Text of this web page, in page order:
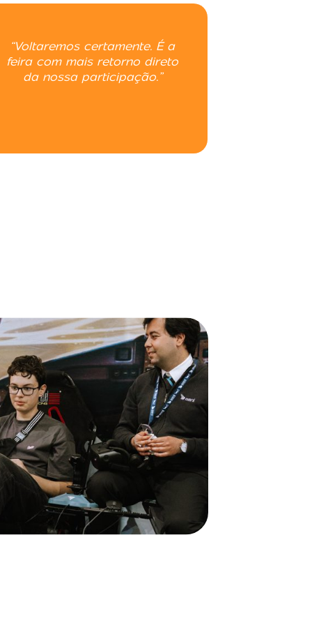
“Voltaremos certamente. É a
feira com mais retorno direto
da nossa participação.”